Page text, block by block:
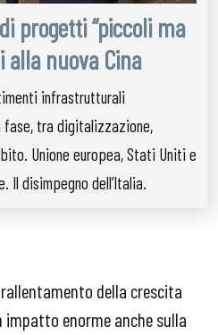
progetti “piccoli ma
alla nuova Cina
infrastrutturali
fase, tra digitalizzazione,
Unione europea, Stati Uniti e
Il disimpegno dell’Italia.
rallentamento della crescita
enorme anche sulla